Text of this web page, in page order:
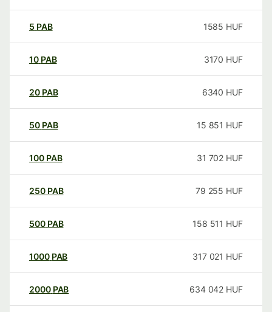
5 PAB 1585 HUF
10 PAB 3170 HUF
20 PAB 6340 HUF
50 PAB 15 851 HUF
100 PAB 31 702 HUF
250 PAB 79 255 HUF
500 PAB 158 511 HUF
1000 PAB 317 021 HUF
2000 PAB 634 042 HUF